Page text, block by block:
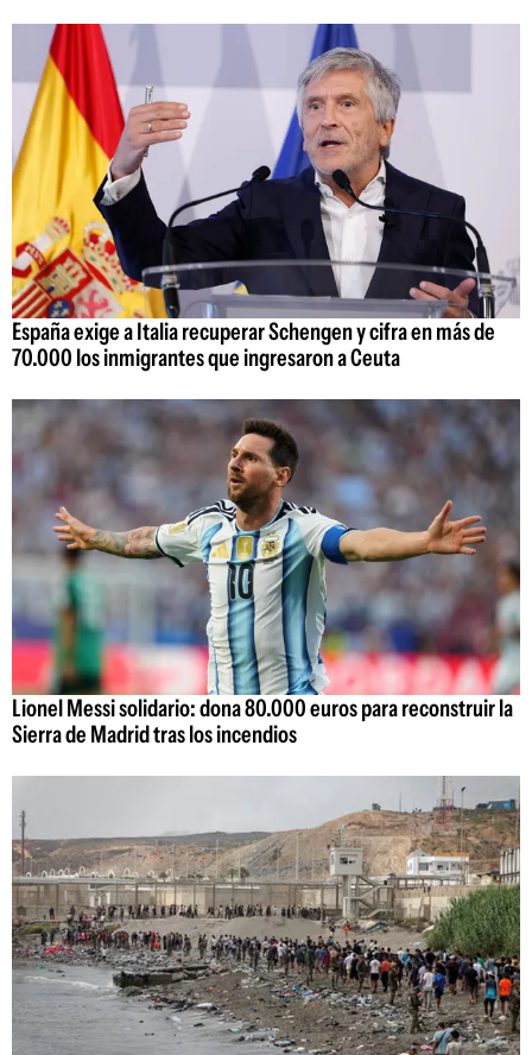
España exige a Italia recuperar Schengen y cifra en más de
70.000 los inmigrantes que ingresaron a Ceuta
Lionel Messi solidario: dona 80.000 euros para reconstruir la
Sierra de Madrid tras los incendios